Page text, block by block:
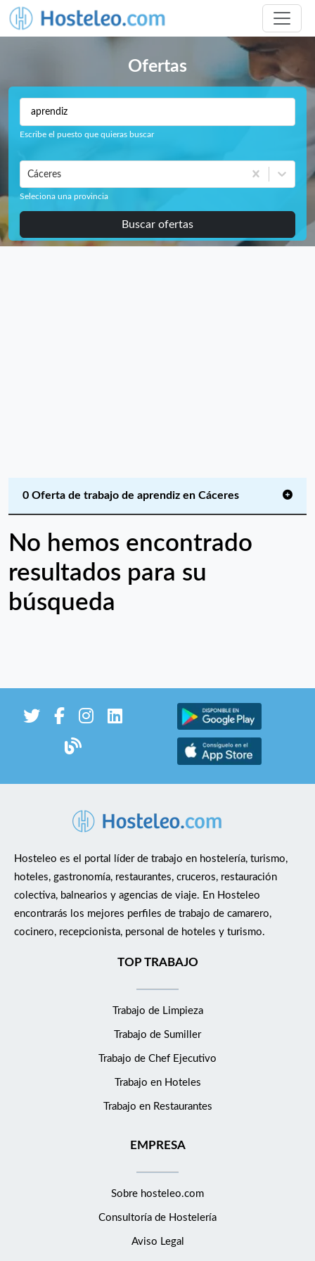
Ofertas
Escribe el puesto que quieras buscar
Cáceres
Seleciona una provincia
Buscar ofertas
0 Oferta de trabajo de aprendiz en Cáceres
No hemos encontrado
resultados para su
búsqueda
Hosteleo es el portal líder de trabajo en hostelería, turismo,
hoteles, gastronomía, restaurantes, cruceros, restauración
colectiva, balnearios y agencias de viaje. En Hosteleo
encontrarás los mejores perfiles de trabajo de camarero,
cocinero, recepcionista, personal de hoteles y turismo.
TOP TRABAJO
Trabajo de Limpieza
Trabajo de Sumiller
Trabajo de Chef Ejecutivo
Trabajo en Hoteles
Trabajo en Restaurantes
EMPRESA
Sobre hosteleo.com
Consultoría de Hostelería
Aviso Legal